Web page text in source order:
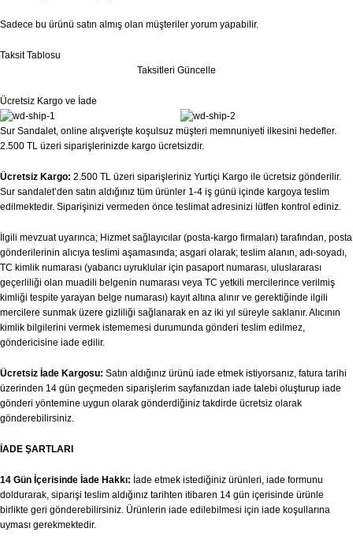
Sadece bu ürünü satın almış olan müşteriler yorum yapabilir.
Taksit Tablosu
Taksitleri Güncelle
Ücretsiz Kargo ve İade
Sur Sandalet, online alışverişte koşulsuz müşteri memnuniyeti ilkesini hedefler.
2.500 TL üzeri siparişlerinizde kargo ücretsizdir.
Ücretsiz Kargo: 2.500 TL üzeri siparişleriniz Yurtiçi Kargo ile ücretsiz gönderilir.
Sur sandalet’den satın aldığınız tüm ürünler 1-4 iş günü içinde kargoya teslim
edilmektedir. Siparişinizi vermeden önce teslimat adresinizi lütfen kontrol ediniz.
İlgili mevzuat uyarınca; Hizmet sağlayıcılar (posta-kargo firmaları) tarafından, posta
gönderilerinin alıcıya teslimi aşamasında; asgari olarak; teslim alanın, adı-soyadı,
TC kimlik numarası (yabancı uyruklular için pasaport numarası, uluslararası
geçerliliği olan muadili belgenin numarası veya TC yetkili mercilerince verilmiş
kimliği tespite yarayan belge numarası) kayıt altına alınır ve gerektiğinde ilgili
mercilere sunmak üzere gizliliği sağlanarak en az iki yıl süreyle saklanır. Alıcının
kimlik bilgilerini vermek istememesi durumunda gönderi teslim edilmez,
göndericisine iade edilir.
Ücretsiz İade Kargosu: Satın aldığınız ürünü iade etmek istiyorsanız, fatura tarihi
üzerinden 14 gün geçmeden siparişlerim sayfanızdan iade talebi oluşturup iade
gönderi yöntemine uygun olarak gönderdiğiniz takdirde ücretsiz olarak
gönderebilirsiniz.
İADE ŞARTLARI
14 Gün İçerisinde İade Hakkı: İade etmek istediğiniz ürünleri, iade formunu
doldurarak, siparişi teslim aldığınız tarihten itibaren 14 gün içerisinde ürünle
birlikte geri gönderebilirsiniz. Ürünlerin iade edilebilmesi için iade koşullarına
uyması gerekmektedir.